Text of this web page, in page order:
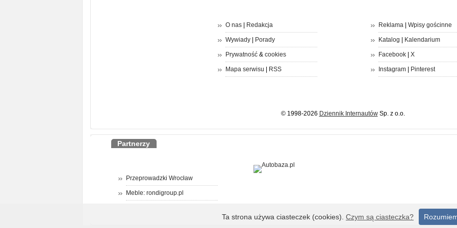
O nas| Redakcja
Wywiady| Porady
Prywatność& cookies
Mapa serwisu RSS
Reklama| Wpisy gościnne
Katalog Kalendarium
Facebook| X
Instagram| Pinterest
© 1998-2026 Dziennik InternautówSp. z o.o.
Partnerzy
Przeprowadzki Wrocław
Meble: rondigroup.pl
Ta strona używa ciasteczek (cookies). Czym są ciasteczka?